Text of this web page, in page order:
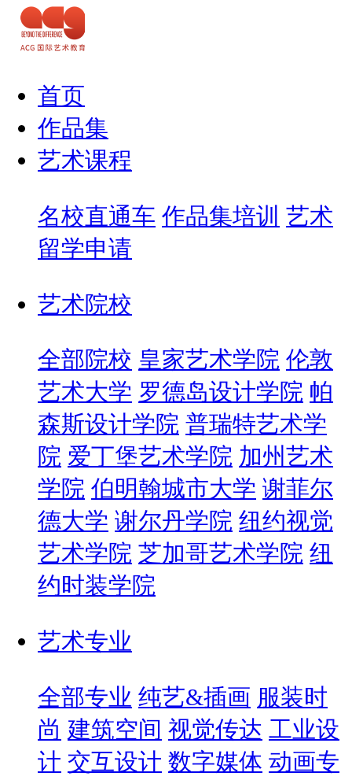
首页
作品集
艺术课程
名校直通车 作品集培训 艺术
留学申请
艺术院校
全部院校 皇家艺术学院 伦敦
艺术大学 罗德岛设计学院 帕
森斯设计学院 普瑞特艺术学
院 爱丁堡艺术学院 加州艺术
学院 伯明翰城市大学 谢菲尔
德大学 谢尔丹学院 纽约视觉
艺术学院 芝加哥艺术学院 纽
约时装学院
艺术专业
全部专业 纯艺&插画 服装时
尚 建筑空间 视觉传达 工业设
计 交互设计 数字媒体 动画专